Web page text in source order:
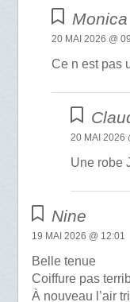
Monica
20 MAI 2026 @
Ce n est pas
20 MAI 2026
Une robe
Nine
19 MAI 2026 @ 12:01
Belle tenue
Coiffure pas
À nouveau l’air